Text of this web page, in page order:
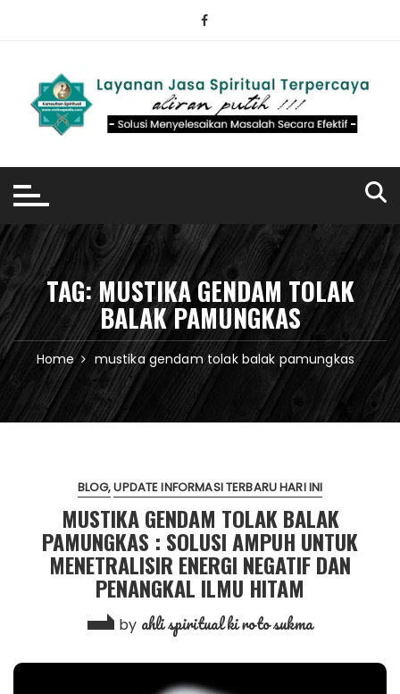
TAG:MUSTIKA GENDAM TOLAK
BALAK PAMUNGKAS
Home mustika gendam tolak balak pamungkas
BLOG UPDATE INFORMASI TERBARU HARI INI
MUSTIKA GENDAM TOLAK BALAK
PAMUNGKAS : SOLUSI AMPUH UNTUK
MENETRALISIR ENERGI NEGATIF DAN
PENANGKAL ILMU HITAM
by ahli spiritual ki roto sukma